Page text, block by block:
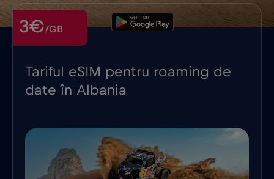
Tariful eSIM pentru roaming de
date în Albania
3€/GB